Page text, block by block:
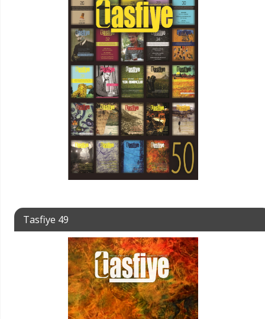
Tasfiye 49